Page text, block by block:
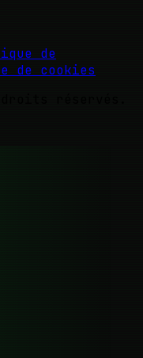
de
de cookies